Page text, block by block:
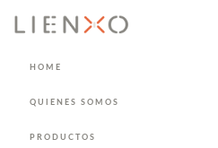
HOME
QUIENES SOMOS
PRODUCTOS